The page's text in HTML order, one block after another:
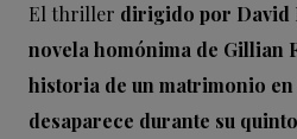
El thriller dirigido por David
novela homónima de Gillian
historia de un matrimonio en
desaparece durante su